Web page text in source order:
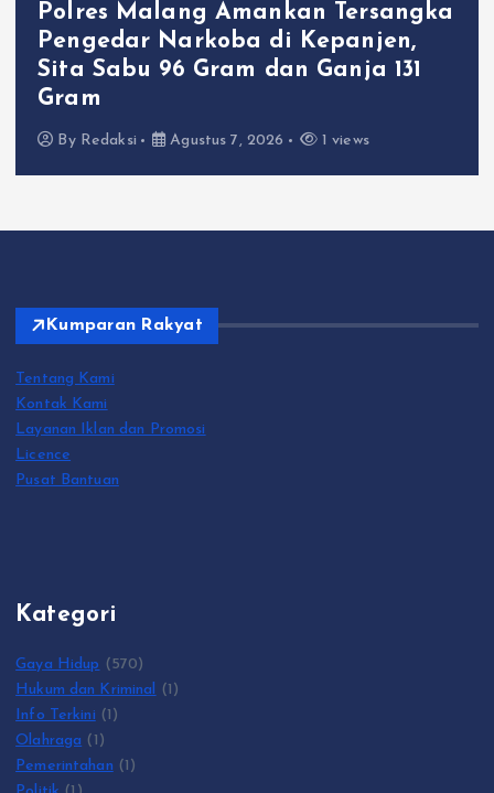
Polres Malang Amankan Tersangka
Pengedar Narkoba di Kepanjen,
Sita Sabu 96 Gram dan Ganja 131
Gram
By Redaksi Agustus 7, 2026 1 views
Kumparan Rakyat
Tentang Kami
Kontak Kami
Layanan Iklan dan Promosi
Licence
Pusat Bantuan
Kategori
Gaya Hidup (570)
Hukum dan Kriminal (1)
Info Terkini (1)
Olahraga (1)
Pemerintahan (1)